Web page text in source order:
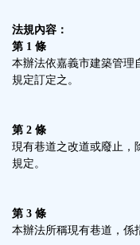
法規內容：
第 1 條
本辦法依嘉義市建築管理
規定訂定之。
第 2 條
現有巷道之改道或廢止，
規定。
第 3 條
本辦法所稱現有巷道，係